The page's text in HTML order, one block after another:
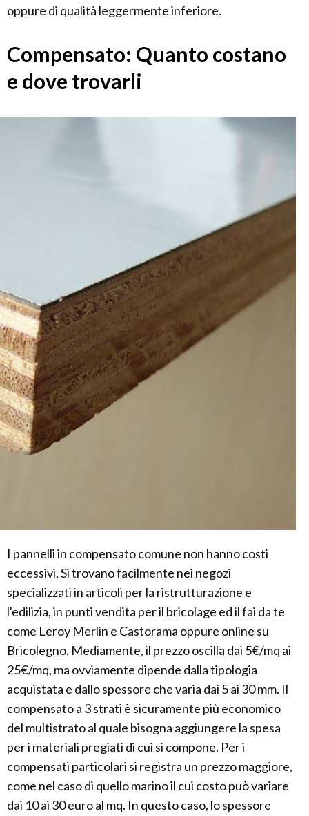
oppure di qualità leggermente inferiore.
Compensato: Quanto costano
e dove trovarli
I pannelli in compensato comune non hanno costi
eccessivi. Si trovano facilmente nei negozi
specializzati in articoli per la ristrutturazione e
l'edilizia, in punti vendita per il bricolage ed il fai da te
come Leroy Merlin e Castorama oppure online su
Bricolegno. Mediamente, il prezzo oscilla dai 5€/mq ai
25€/mq, ma ovviamente dipende dalla tipologia
acquistata e dallo spessore che varia dai 5 ai 30 mm. Il
compensato a 3 strati è sicuramente più economico
del multistrato al quale bisogna aggiungere la spesa
per i materiali pregiati di cui si compone. Per i
compensati particolari si registra un prezzo maggiore,
come nel caso di quello marino il cui costo può variare
dai 10 ai 30 euro al mq. In questo caso, lo spessore